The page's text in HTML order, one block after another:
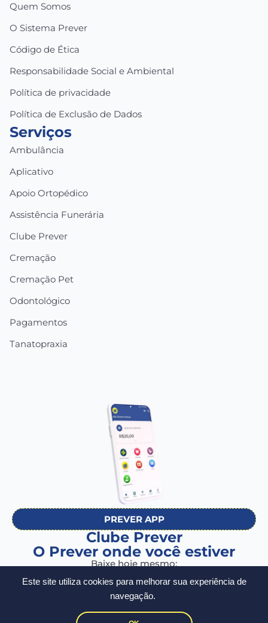
Este site utiliza cookies para melhorar sua experiência de
navegação.
Quem Somos
O Sistema Prever
Código de Ética
Responsabilidade Social e Ambiental
Política de privacidade
Política de Exclusão de Dados
Serviços
Ambulância
Aplicativo
Apoio Ortopédico
Assistência Funerária
Clube Prever
Cremação
Cremação Pet
Odontológico
Pagamentos
Tanatopraxia
PREVER APP
Clube Prever
O Prever onde você estiver
Baixe hoje mesmo: